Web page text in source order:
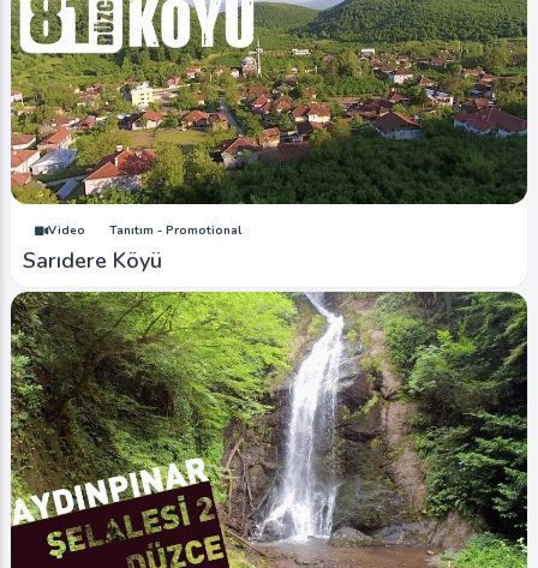
Video Tanıtım - Promotional
Sarıdere Köyü